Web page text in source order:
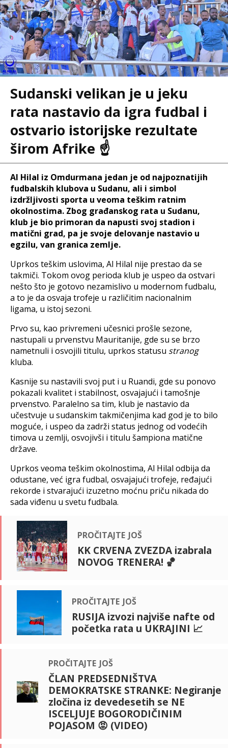
Sudanski velikan je u jeku
rata nastavio da igra fudbal i
ostvario istorijske rezultate
širom Afrike ☝️
Al Hilal iz Omdurmana jedan je od najpoznatijih
fudbalskih klubova u Sudanu, ali i simbol
izdržljivosti sporta u veoma teškim ratnim
okolnostima. Zbog građanskog rata u Sudanu,
klub je bio primoran da napusti svoj stadion i
matični grad, pa je svoje delovanje nastavio u
egzilu, van granica zemlje.
Uprkos teškim uslovima, Al Hilal nije prestao da se
takmiči. Tokom ovog perioda klub je uspeo da ostvari
nešto što je gotovo nezamislivo u modernom fudbalu,
a to je da osvaja trofeje u različitim nacionalnim
ligama, u istoj sezoni.
Prvo su, kao privremeni učesnici prošle sezone,
nastupali u prvenstvu Mauritanije, gde su se brzo
nametnuli i osvojili titulu, uprkos statusu stranog
kluba.
Kasnije su nastavili svoj put i u Ruandi, gde su ponovo
pokazali kvalitet i stabilnost, osvajajući i tamošnje
prvenstvo. Paralelno sa tim, klub je nastavio da
učestvuje u sudanskim takmičenjima kad god je to bilo
moguće, i uspeo da zadrži status jednog od vodećih
timova u zemlji, osvojivši i titulu šampiona matične
države.
Uprkos veoma teškim okolnostima, Al Hilal odbija da
odustane, već igra fudbal, osvajajući trofeje, ređajući
rekorde i stvarajući izuzetno moćnu priču nikada do
sada viđenu u svetu fudbala.
pročitajte još
KK CRVENA ZVEZDA izabrala
NOVOG TRENERA! 🏀
pročitajte još
RUSIJA izvozi najviše nafte od
početka rata u UKRAJINI 📈
pročitajte još
ČLAN PREDSEDNIŠTVA
DEMOKRATSKE STRANKE: Negiranje
zločina iz devedesetih se NE
ISCELJUJE BOGORODIČINIM
POJASOM 😡 (VIDEO)